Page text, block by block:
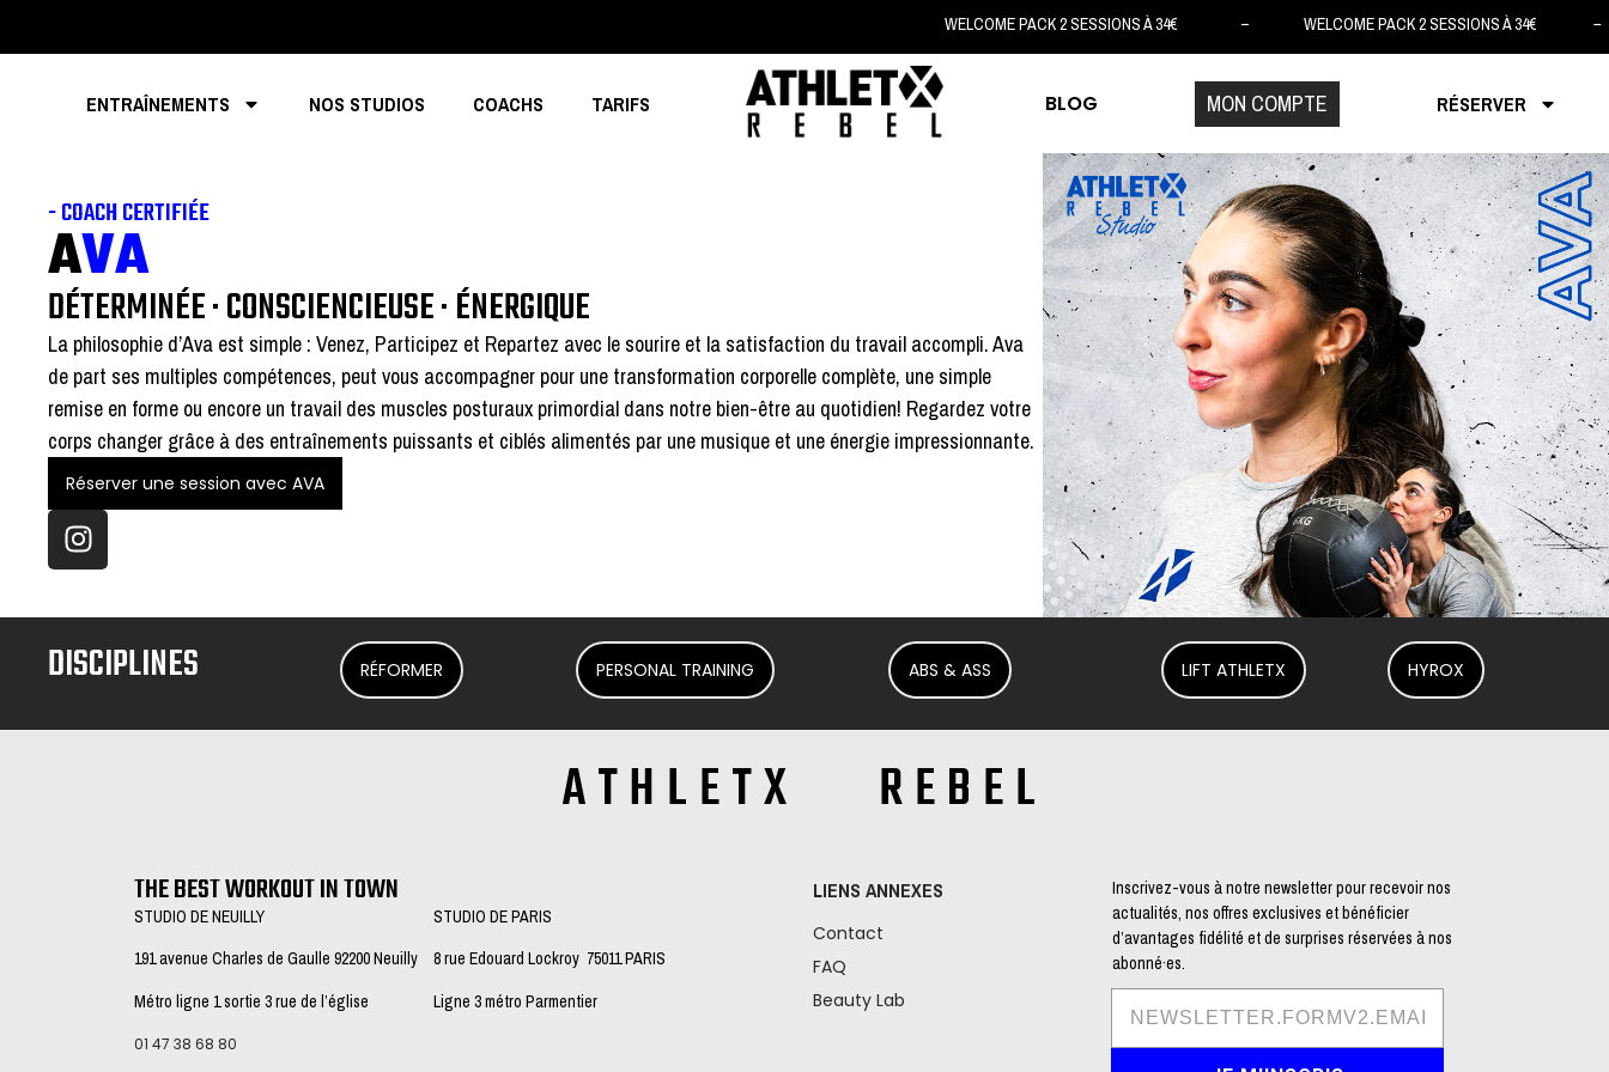
WELCOME PACK 2 SESSIONS À 34€ – WELCOME PACK 2 SESSIONS À
ENTRAÎNEMENTS NOS STUDIOS COACHS TARIFS BLOG MON COMPTE RÉSERVER
- COACH CERTIFIÉE
AVA
DÉTERMINÉE · CONSCIENCIEUSE · ÉNERGIQUE
La philosophie d’Ava est simple : Venez, Participez et Repartez avec le sourire et la satisfaction du travail accompli. Ava
de part ses multiples compétences, peut vous accompagner pour une transformation corporelle complète, une simple
remise en forme ou encore un travail des muscles posturaux primordial dans notre bien-être au quotidien! Regardez votre
corps changer grâce à des entraînements puissants et ciblés alimentés par une musique et une énergie impressionnante.
Réserver une session avec AVA
DISCIPLINES RÉFORMER PERSONAL TRAINING ABS & ASS LIFT ATHLETX HYROX
ATHLETX REBEL
THE BEST WORKOUT IN TOWN
STUDIO DE NEUILLY
191 avenue Charles de Gaulle 92200 Neuilly
Métro ligne 1 sortie 3 rue de l’église
01 47 38 68 80
STUDIO DE PARIS
8 rue Edouard Lockroy 75011 PARIS
Ligne 3 métro Parmentier
LIENS ANNEXES
Contact
FAQ
Beauty Lab
Inscrivez-vous à notre newsletter pour recevoir nos
actualités, nos offres exclusives et bénéficier
d’avantages fidélité et de surprises réservées à nos
abonné·es.